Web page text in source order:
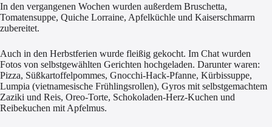
In den vergangenen Wochen wurden außerdem Bruschetta,
Tomatensuppe, Quiche Lorraine, Apfelküchle und Kaiserschmarrn
zubereitet.
Auch in den Herbstferien wurde fleißig gekocht. Im Chat wurden
Fotos von selbstgewählten Gerichten hochgeladen. Darunter waren:
Pizza, Süßkartoffelpommes, Gnocchi-Hack-Pfanne, Kürbissuppe,
Lumpia (vietnamesische Frühlingsrollen), Gyros mit selbstgemachtem
Zaziki und Reis, Oreo-Torte, Schokoladen-Herz-Kuchen und
Reibekuchen mit Apfelmus.